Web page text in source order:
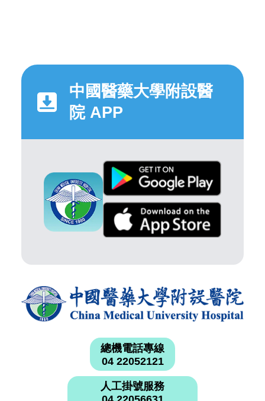
中國醫藥大學附設醫
院 APP
總機電話專線
04 22052121
人工掛號服務